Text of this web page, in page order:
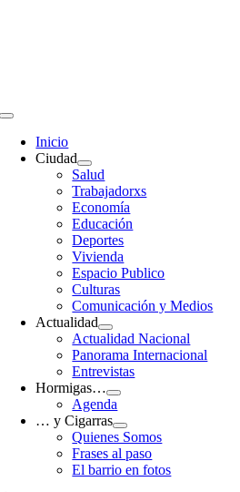
Toggle
Navigation
Inicio
Ciudad
Salud
Trabajadorxs
Economía
Educación
Deportes
Vivienda
Espacio Publico
Culturas
Comunicación y Medios
Actualidad
Actualidad Nacional
Panorama Internacional
Entrevistas
Hormigas…
Agenda
… y Cigarras
Quienes Somos
Frases al paso
El barrio en fotos